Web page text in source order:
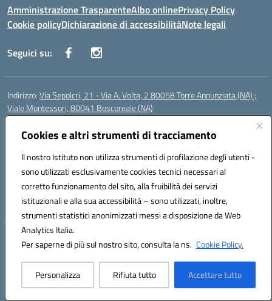
Cookies e altri strumenti di tracciamento
Il nostro Istituto non utilizza strumenti di profilazione degli utenti -
sono utilizzati esclusivamente cookies tecnici necessari al
corretto funzionamento del sito, alla fruibilità dei servizi
istituzionali e alla sua accessibilità – sono utilizzati, inoltre,
strumenti statistici anonimizzati messi a disposizione da Web
Analytics Italia.
Per saperne di più sul nostro sito, consulta la ns. Cookie Policy.
Personalizza Rifiuta tutto Accettare tutto
Amministrazione TrasparenteAlbo onlinePrivacy Policy
Cookie policyDichiarazione di accessibilitàNote legali
Seguici su:
Indirizzo:Via Sepolcri, 21 - Via A. Volta, 2 80058 Torre Annunziata (NA) ;
Viale Montessori, 80041 Boscoreale (NA)
Centralino:
Posta elettronica certificata (PEC):nais04100b@pec.istruzione.it
Codice fiscale: 82008750638
Codice meccanografico:NAIS04100B
Codice Indice delle Pubbliche Amministrazioni (IPA): istsc_nais04100b
Codice unico di fatturazione (CUF): UFELOU
Hosting & Powered by 3D Solution S.r.l.
Concept & Design by Designers Italia